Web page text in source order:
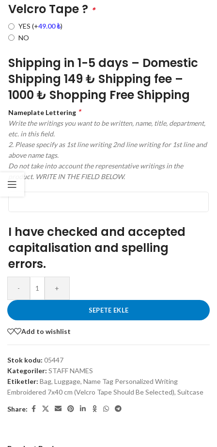
Velcro Tape ? *
YES (+49.00₺)
NO
Shipping in 1-5 days – Domestic
Shipping 149 ₺ Shipping fee –
1000 ₺ Shopping Free Shipping
Nameplate Lettering *
Write the writings you want to be written, name, title, department,
etc. in this field.
2. Please specify as 1st line writing 2nd line writing for 1st line and
above name tags.
Do not take into account the representative writings in the
product. WRITE IN THE FIELD BELOW.
I have checked and accepted
capitalisation and spelling
errors.
- +
SEPETE EKLE
Add to wishlist
Stok kodu: 05447
Kategoriler: STAFF NAMES
Etiketler: Bag, Luggage, Name Tag Personalized Writing
Embroidered 7x40 cm (Velcro Tape Should Be Selected), Suitcase
Share: